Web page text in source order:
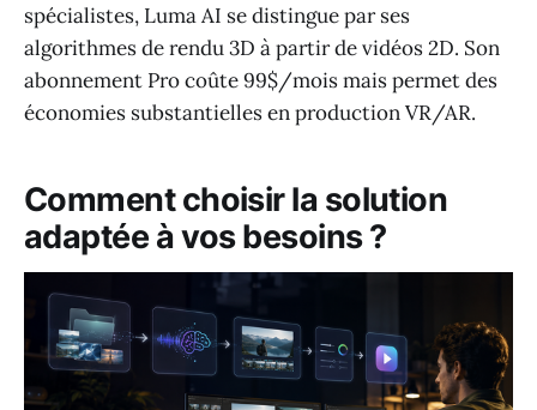
spécialistes, Luma AI se distingue par ses
algorithmes de rendu 3D à partir de vidéos 2D. Son
abonnement Pro coûte 99$/mois mais permet des
économies substantielles en production VR/AR.
Comment choisir la solution
adaptée à vos besoins ?